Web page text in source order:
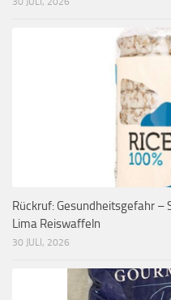
Rückruf: Gesundheitsgefahr –
Lima Reiswaffeln
30 JULI, 2026